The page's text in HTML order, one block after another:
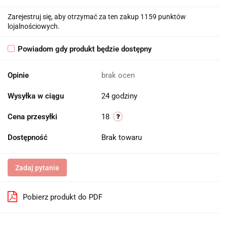
Zarejestruj się, aby otrzymać za ten zakup 1159 punktów
lojalnościowych.
Powiadom gdy produkt będzie dostępny
Opinie brak ocen
Wysyłka w ciągu 24 godziny
Cena przesyłki 18
Dostępność Brak towaru
Zadaj pytanie
Pobierz produkt do PDF